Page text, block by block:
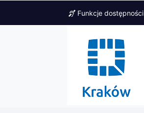
Funkcje dostępności